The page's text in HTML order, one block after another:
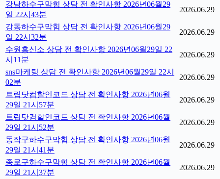
강남하수구막힘 상담 전 확인사항 2026년06월29
일 22시43분
2026.06.29
강동하수구막힘 상담 전 확인사항 2026년06월29
일 22시32분
2026.06.29
수원흥신소 상담 전 확인사항 2026년06월29일 22
시11분
2026.06.29
sns마케팅 상담 전 확인사항 2026년06월29일 22시
02분
2026.06.29
트립닷컴할인코드 상담 전 확인사항 2026년06월
29일 21시57분
2026.06.29
트립닷컴할인코드 상담 전 확인사항 2026년06월
29일 21시52분
2026.06.29
동작구하수구막힘 상담 전 확인사항 2026년06월
29일 21시41분
2026.06.29
종로구하수구막힘 상담 전 확인사항 2026년06월
29일 21시37분
2026.06.29